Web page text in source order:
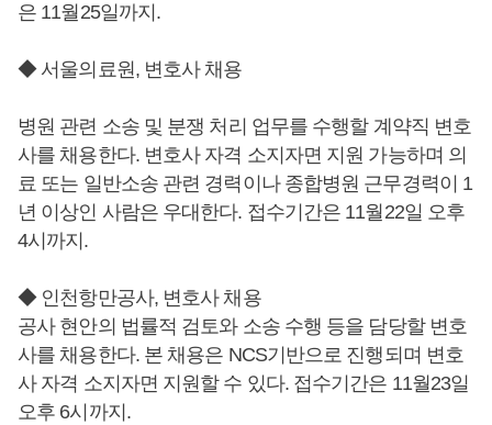
은 11월25일까지.
◆ 서울의료원, 변호사 채용
병원 관련 소송 및 분쟁 처리 업무를 수행할 계약직 변호
사를 채용한다. 변호사 자격 소지자면 지원 가능하며 의
료 또는 일반소송 관련 경력이나 종합병원 근무경력이 1
년 이상인 사람은 우대한다. 접수기간은 11월22일 오후
4시까지.
◆ 인천항만공사, 변호사 채용
공사 현안의 법률적 검토와 소송 수행 등을 담당할 변호
사를 채용한다. 본 채용은 NCS기반으로 진행되며 변호
사 자격 소지자면 지원할 수 있다. 접수기간은 11월23일
오후 6시까지.